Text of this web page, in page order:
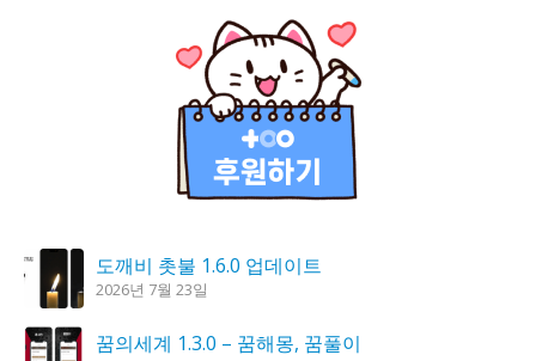
도깨비 촛불 1.6.0 업데이트
2026년 7월 23일
꿈의세계 1.3.0 – 꿈해몽, 꿈풀이